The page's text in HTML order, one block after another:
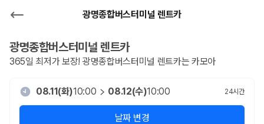
광명종합버스터미널 렌트카
광명종합버스터미널 렌트카
365일 최저가 보장!광명종합버스터미널 렌트카는 카모아
08.11(화)10:00 08.12(수)10:00 24시간
날짜 변경